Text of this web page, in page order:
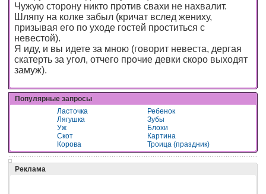
Чужую сторону никто против свахи не нахвалит.
Шляпу на колке забыл (кричат вслед жениху,
призывая его по уходе гостей проститься с
невестой).
Я иду, и вы идете за мною (говорит невеста, дергая
скатерть за угол, отчего прочие девки скоро выходят
замуж).
Популярные запросы
Ласточка
Ребенок
Лягушка
Зубы
Уж
Блохи
Скот
Картина
Корова
Троица (праздник)
Реклама